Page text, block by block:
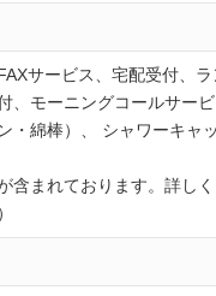
サービス、宅配受付、
、モーニングコールサー
・綿棒）、 シャワーキャ
含まれております。詳し